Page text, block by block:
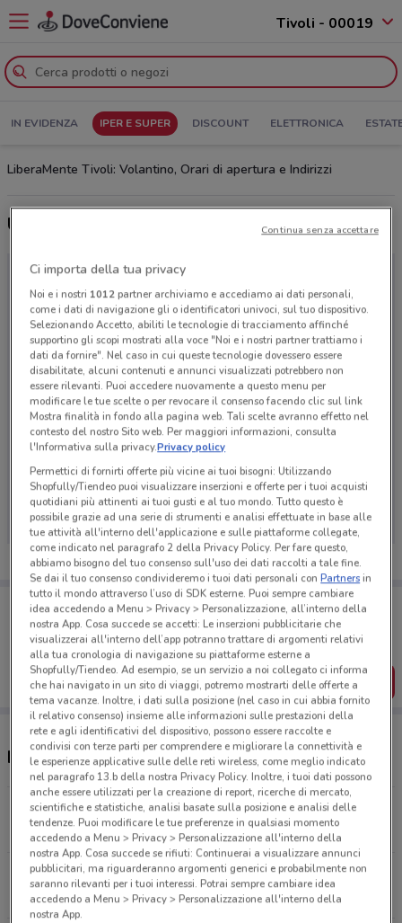
Tivoli - 00019
IN EVIDENZA IPER E SUPER DISCOUNT ELETTRONICA
LiberaMente Tivoli: Volantino, Orari di apertura e Indirizzi
Ultime offerte del volantino LiberaMente
Ci dispiace, al momento non abbiamo pubblicato
volantini nella tua zona. Riprova più tardi.
Porta DoveConviene sempre con te!
Puoi trovare le migliori offerte dei negozi vicino a te,
salvarle e creare la tua lista del risparmio, comodamente
dal tuo cellulare.
SCARICA L’APP
Negozi LiberaMente a Tivoli
Via Nazionale Tiburtina, 126 Tivoli
608 m
CHIUSO
Via Tiburtina Valeria Km 25,500 N. 261 Tivoli
1.2 km
CHIUSO
Ci importa della tua privacy
Noi e i nostri 1012partner archiviamo e accediamo ai dati personali,
come i dati di navigazione gli o identificatori univoci, sul tuo dispositivo.
Selezionando Accetto, abiliti le tecnologie di tracciamento affinché
supportino gli scopi mostrati alla voce "Noi e i nostri partner trattiamo i
dati da fornire". Nel caso in cui queste tecnologie dovessero essere
disabilitate, alcuni contenuti e annunci visualizzati potrebbero non
essere rilevanti. Puoi accedere nuovamente a questo menu per
modificare le tue scelte o per revocare il consenso facendo clic sul link
Mostra finalità in fondo alla pagina web. Tali scelte avranno effetto nel
contesto del nostro Sito web. Per maggiori informazioni, consulta
l'Informativa sulla privacy.Privacy policy
Permettici di fornirti offerte più vicine ai tuoi bisogni: Utilizzando
Shopfully/Tiendeo puoi visualizzare inserzioni e offerte per i tuoi acquisti
quotidiani più attinenti ai tuoi gusti e al tuo mondo. Tutto questo è
possibile grazie ad una serie di strumenti e analisi effettuate in base alle
tue attività all'interno dell'applicazione e sulle piattaforme collegate,
come indicato nel paragrafo 2 della Privacy Policy. Per fare questo,
abbiamo bisogno del tuo consenso sull'uso dei dati raccolti a tale fine.
Se dai il tuo consenso condivideremo i tuoi dati personali conPartnersin
tutto il mondo attraverso l’uso di SDK esterne. Puoi sempre cambiare
idea accedendo a Menu > Privacy > Personalizzazione, all’interno della
nostra App. Cosa succede se accetti: Le inserzioni pubblicitarie che
visualizzerai all'interno dell’app potranno trattare di argomenti relativi
alla tua cronologia di navigazione su piattaforme esterne a
Shopfully/Tiendeo. Ad esempio, se un servizio a noi collegato ci informa
che hai navigato in un sito di viaggi, potremo mostrarti delle offerte a
tema vacanze. Inoltre, i dati sulla posizione (nel caso in cui abbia fornito
il relativo consenso) insieme alle informazioni sulle prestazioni della
rete e agli identificativi del dispositivo, possono essere raccolte e
condivisi con terze parti per comprendere e migliorare la connettività e
le esperienze applicative sulle delle reti wireless, come meglio indicato
nel paragrafo 13.b della nostra Privacy Policy. Inoltre, i tuoi dati possono
anche essere utilizzati per la creazione di report, ricerche di mercato,
scientifiche e statistiche, analisi basate sulla posizione e analisi delle
tendenze. Puoi modificare le tue preferenze in qualsiasi momento
accedendo a Menu > Privacy > Personalizzazione all'interno della
nostra App. Cosa succede se rifiuti: Continuerai a visualizzare annunci
pubblicitari, ma riguarderanno argomenti generici e probabilmente non
saranno rilevanti per i tuoi interessi. Potrai sempre cambiare idea
accedendo a Menu > Privacy > Personalizzazione all'interno della
nostra App.
Continua senza accettare